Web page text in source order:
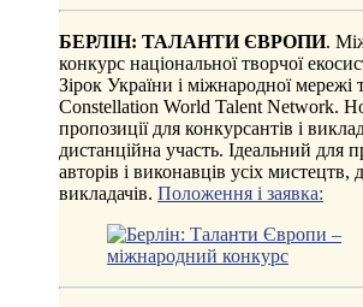
БЕРЛІН: ТАЛАНТИ ЄВРОПИ.
конкурс національної творчої
Зірок України і міжнародної мережі
Constellation World Talent Network.
пропозиції для конкурсантів і
дистанційна участь. Ідеальний для
авторів і виконавців усіх мистецтв,
викладачів. Положення і заявка: